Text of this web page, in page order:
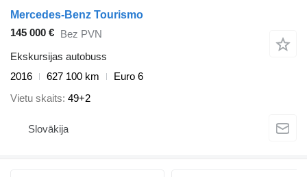
Mercedes-Benz Tourismo
145 000 € Bez PVN
Ekskursijas autobuss
2016
627 100 km
Euro 6
Vietu skaits 49+2
Slovākija